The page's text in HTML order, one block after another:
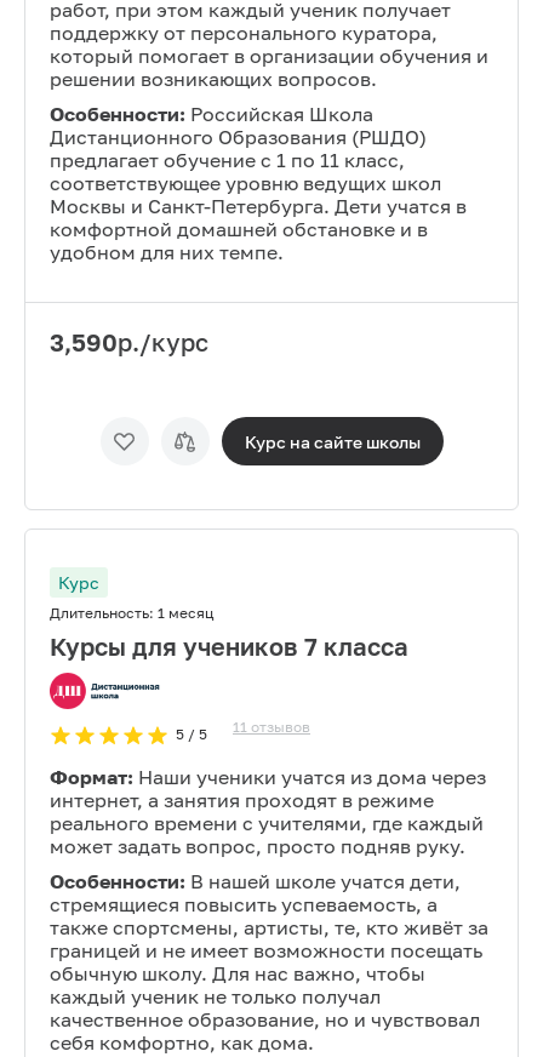
работ, при этом каждый ученик получает
поддержку от персонального куратора,
который помогает в организации обучения и
решении возникающих вопросов.
Особенности: Российская Школа
Дистанционного Образования (РШДО)
предлагает обучение с 1 по 11 класс,
соответствующее уровню ведущих школ
Москвы и Санкт-Петербурга. Дети учатся в
комфортной домашней обстановке и в
удобном для них темпе.
3,590р./курс
Курс на сайте школы
Курс
Длительность: 1 месяц
Курсы для учеников 7 класса
5/ 5 11 отзывов
Формат: Наши ученики учатся из дома через
интернет, а занятия проходят в режиме
реального времени с учителями, где каждый
может задать вопрос, просто подняв руку.
Особенности: В нашей школе учатся дети,
стремящиеся повысить успеваемость, а
также спортсмены, артисты, те, кто живёт за
границей и не имеет возможности посещать
обычную школу. Для нас важно, чтобы
каждый ученик не только получал
качественное образование, но и чувствовал
себя комфортно, как дома.